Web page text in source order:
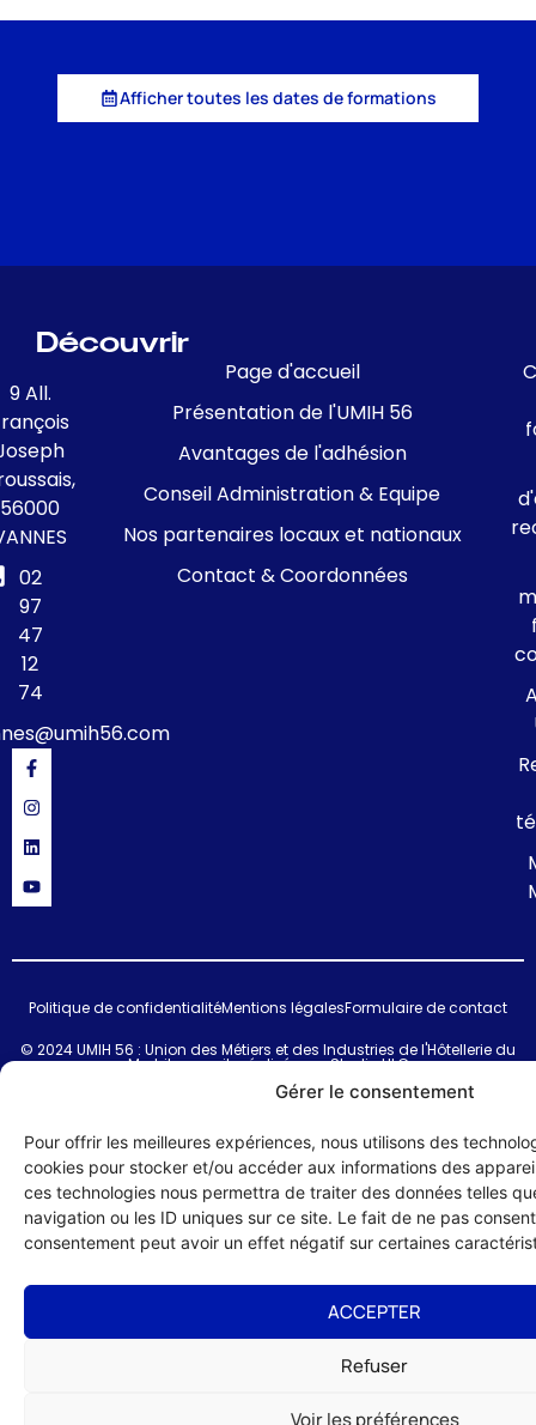
Gérer le consentement
Pour offrir les meilleures expériences, nous utilisons des
cookies pour stocker et/ou accéder aux informations des
ces technologies nous permettra de traiter des données telles
navigation ou les ID uniques sur ce site. Le fait de ne pas
consentement peut avoir un effet négatif sur certaines
ACCEPTER
Refuser
Voir les préférences
Afficher toutes les dates de formations
9 All.
56000
02
97
47
12
74
Découvrir
Page d'accueil
Présentation de l'UMIH 56
Avantages de l'adhésion
Conseil Administration & Equipe
Nos partenaires locaux et nationaux
Contact & Coordonnées
© 2024 UMIH 56 : Union des Métiers et des Industries de l'Hôtellerie du
Morbihan – site réalisé par :Studio HLG
Politique de confidentialitéMentions légalesFormulaire de contact